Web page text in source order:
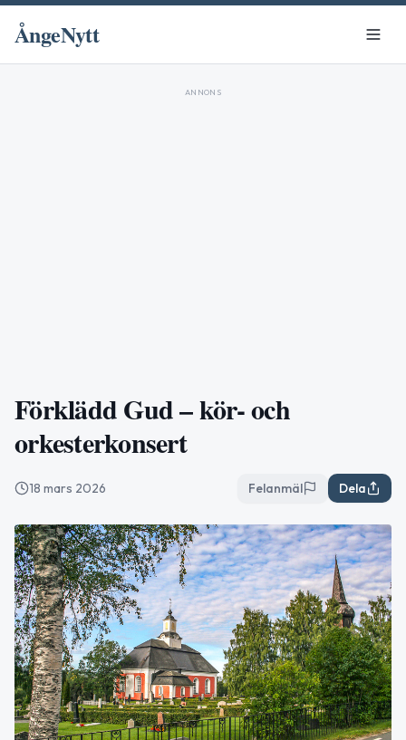
ÅngeNytt
ANNONS
Förklädd Gud – kör- och
orkesterkonsert
18 mars 2026 Felanmäl Dela